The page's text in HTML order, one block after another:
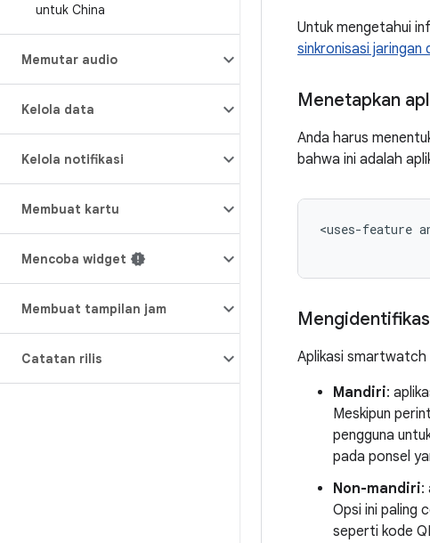
untuk China
Memutar audio
Kelola data
Kelola notifikasi
Membuat kartu
Mencoba widget
Membuat tampilan jam
Catatan rilis
Untuk mengetahui
sinkronisasi jaringan
Menetapkan
Anda harus
bahwa ini adalah
<uses-feature
Aplikasi smartwatch
Mandiri:
Meskipun
pengguna
pada ponsel
Non-mandiri:
Opsi ini paling
seperti kode